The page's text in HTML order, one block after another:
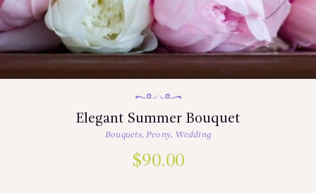
Elegant Summer Bouquet
Bouquets,Peony, Wedding
$90.00